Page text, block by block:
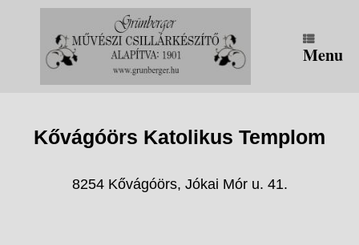
Menu
Kővágóörs Katolikus Templom
8254 Kővágóörs, Jókai Mór u. 41.